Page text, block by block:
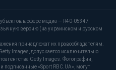
в сфере медиа — R40-05347
версию (на украинском и русском
принадлежат их правообладателям.
Images, допускается исключительно
Getty Images. Фотографии,
подписанные «Sport RBC.UA», могут